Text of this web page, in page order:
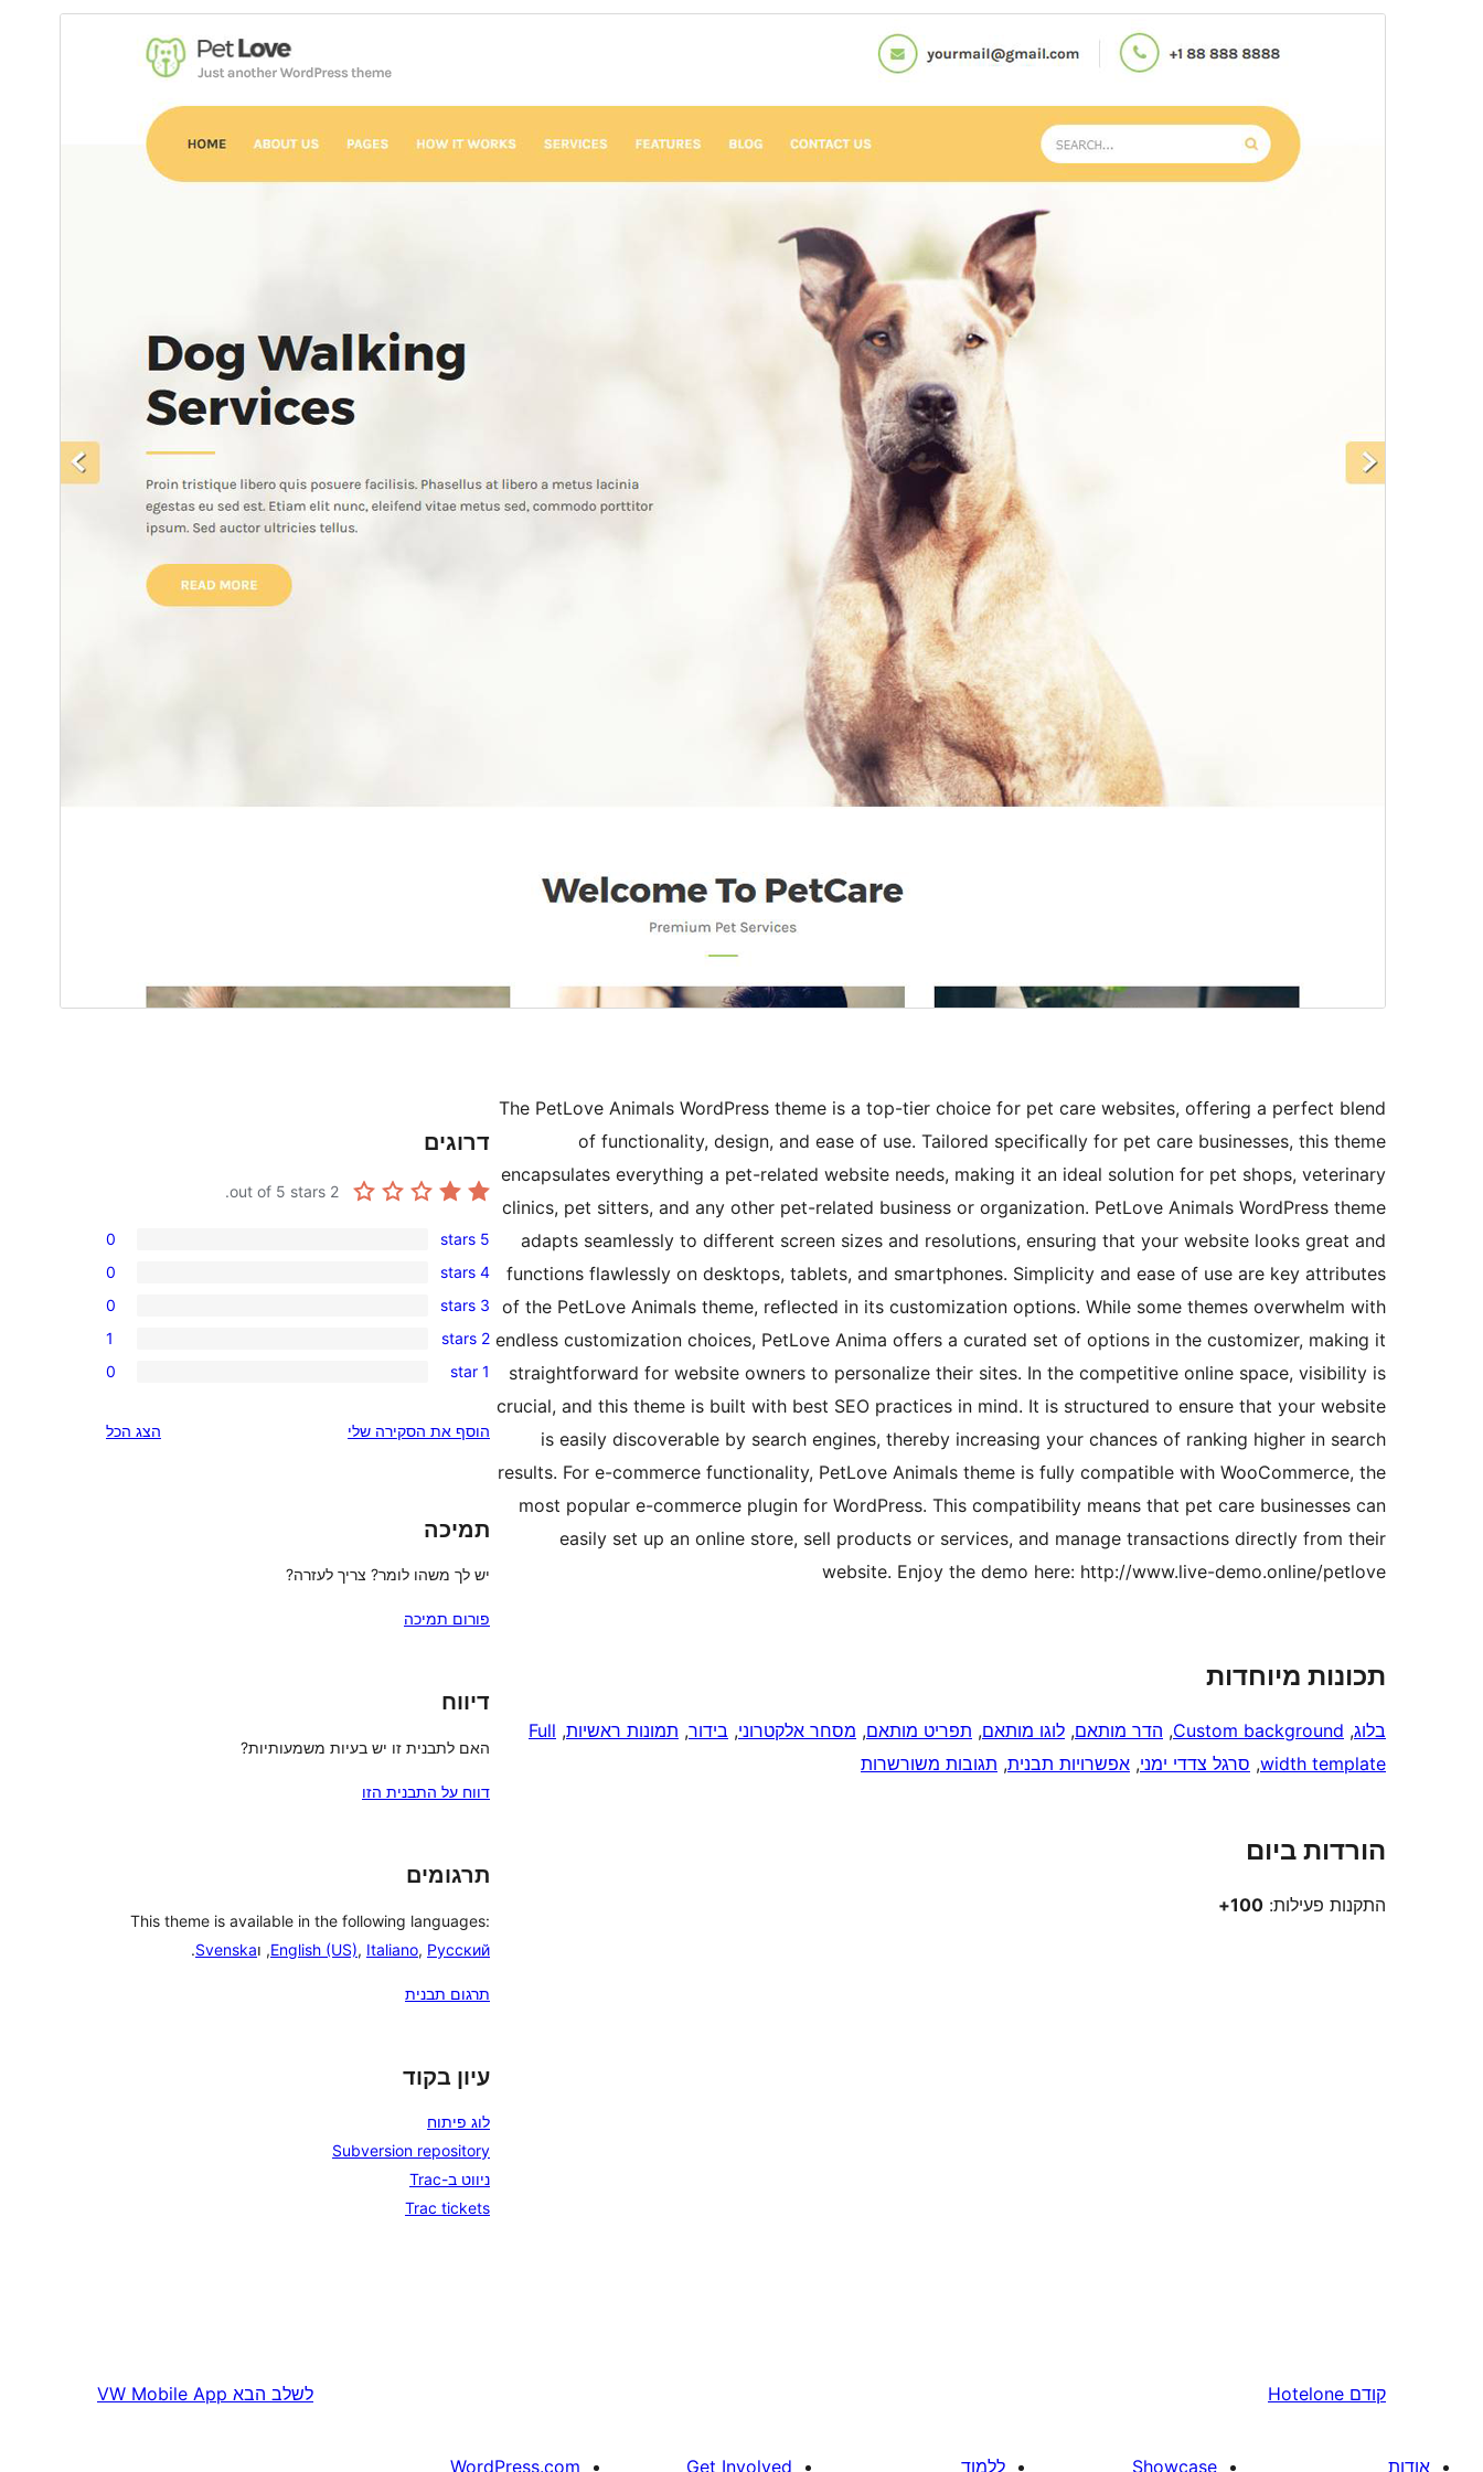
2 ביוני 2025
התקנות פעילות
גרסת וורדפרס
גרסת PHP
The PetLove Animals WordPress theme is a top-tier choice for pet care websites, offering a perfect blend
of functionality, design, and ease of use. Tailored specifically for pet care businesses, this theme
encapsulates everything a pet-related website needs, making it an ideal solution for pet shops, veterinary
clinics, pet sitters, and any other pet-related business or organization. PetLove Animals WordPress theme
adapts seamlessly to different screen sizes and resolutions, ensuring that your website looks great and
functions flawlessly on desktops, tablets, and smartphones. Simplicity and ease of use are key attributes
of the PetLove Animals theme, reflected in its customization options. While some themes overwhelm with
endless customization choices, PetLove Anima offers a curated set of options in the customizer, making it
straightforward for website owners to personalize their sites. In the competitive online space, visibility is
crucial, and this theme is built with best SEO practices in mind. It is structured to ensure that your website
is easily discoverable by search engines, thereby increasing your chances of ranking higher in search
results. For e-commerce functionality, PetLove Animals theme is fully compatible with WooCommerce, the
most popular e-commerce plugin for WordPress. This compatibility means that pet care businesses can
easily set up an online store, sell products or services, and manage transactions directly from their
website. Enjoy the demo here: http://www.live-demo.online/petlove
תכונות מיוחדות
בלוג,
Custom background
, הדר מותאם, לוגו מותאם, תפריט מותאם, מסחר אלקטרוני, בידור, תמונות ראשיות,
Full
width template
, סרגל צדדי ימני, אפשרויות תבנית, תגובות משורשרות
הורדות ביום
התקנות פעילות: 100+
דרוגים
2
0
5-
star
reviews
5 stars
0
0
4-
star
reviews
4 stars
0
0
3-
star
3 stars
0
1
review
2 stars
1
0
star
1 star
0
הוסף את הסקירה שלי הצג הכל
תמיכה
יש לך משהו לומר? צריך לעזרה?
פורום תמיכה
דיווח
האם לתבנית זו יש בעיות משמעותיות?
דווח על התבנית הזו
תרגומים
This theme is available in the following languages:
English (US), Italiano, Русский , וSvenska
.
תרגום תבנית
עיון בקוד
לוג פיתוח
Subversion repository
ניווט ב-Trac
Trac tickets
קודם Hotelone לשלב הבא VW Mobile App
אודות Showcase ללמוד Get Involved
WordPress.com